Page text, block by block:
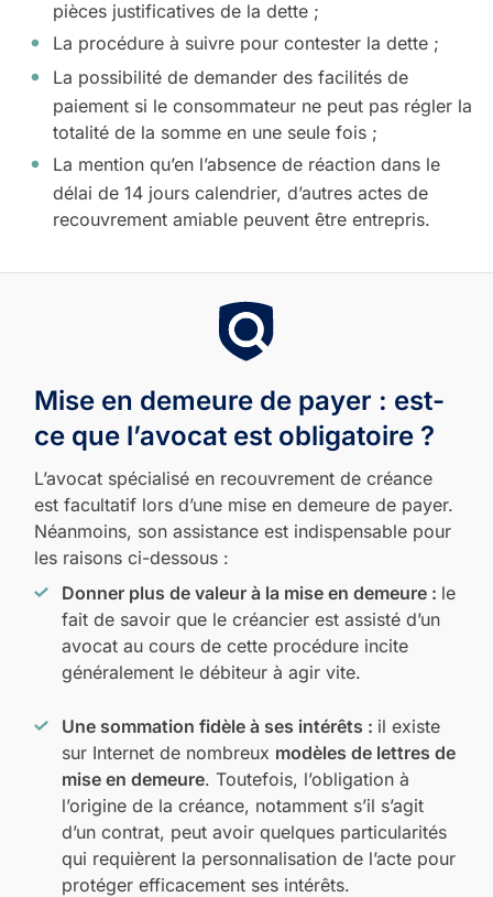
pièces justificatives de la dette ;
La procédure à suivre pour contester la dette ;
La possibilité de demander des facilités de
paiement si le consommateur ne peut pas régler la
totalité de la somme en une seule fois ;
La mention qu’en l’absence de réaction dans le
délai de 14 jours calendrier, d’autres actes de
recouvrement amiable peuvent être entrepris.
Mise en demeure de payer : est-
ce que l’avocat est obligatoire ?
L’avocat spécialisé en recouvrement de créance
est facultatif lors d’une mise en demeure de payer.
Néanmoins, son assistance est indispensable pour
les raisons ci-dessous :
Donner plus de valeur à la mise en demeure : le
fait de savoir que le créancier est assisté d’un
avocat au cours de cette procédure incite
généralement le débiteur à agir vite.
Une sommation fidèle à ses intérêts : il existe
sur Internet de nombreux modèles de lettres de
mise en demeure. Toutefois, l’obligation à
l’origine de la créance, notamment s’il s’agit
d’un contrat, peut avoir quelques particularités
qui requièrent la personnalisation de l’acte pour
protéger efficacement ses intérêts.